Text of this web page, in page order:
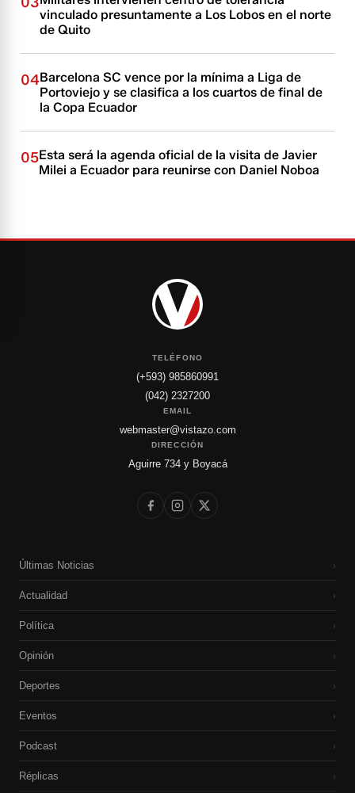
vinculado presuntamente a Los Lobos en el norte
de Quito
04Barcelona SC vence por la mínima a Liga de
Portoviejo y se clasifica a los cuartos de final de
la Copa Ecuador
05Esta será la agenda oficial de la visita de Javier
Milei a Ecuador para reunirse con Daniel Noboa
TELÉFONO
(+593) 985860991
(042) 2327200
EMAIL
webmaster@vistazo.com
DIRECCIÓN
Aguirre 734 y Boyacá
Últimas Noticias ›
Actualidad ›
Política ›
Opinión ›
Deportes ›
Eventos ›
Podcast ›
Réplicas ›